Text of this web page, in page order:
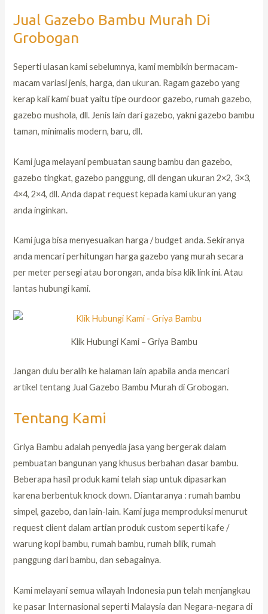
Jual Gazebo Bambu Murah Di
Grobogan
Seperti ulasan kami sebelumnya, kami membikin bermacam-
macam variasi jenis, harga, dan ukuran. Ragam gazebo yang
kerap kali kami buat yaitu tipe ourdoor gazebo, rumah gazebo,
gazebo mushola, dll. Jenis lain dari gazebo, yakni gazebo bambu
taman, minimalis modern, baru, dll.
Kami juga melayani pembuatan saung bambu dan gazebo,
gazebo tingkat, gazebo panggung, dll dengan ukuran 2×2, 3×3,
4×4, 2×4, dll. Anda dapat request kepada kami ukuran yang
anda inginkan.
Kami juga bisa menyesuaikan harga / budget anda. Sekiranya
anda mencari perhitungan harga gazebo yang murah secara
per meter persegi atau borongan, anda bisa klik link ini. Atau
lantas hubungi kami.
Klik Hubungi Kami – Griya Bambu
Jangan dulu beralih ke halaman lain apabila anda mencari
artikel tentang Jual Gazebo Bambu Murah di Grobogan.
Tentang Kami
Griya Bambu adalah penyedia jasa yang bergerak dalam
pembuatan bangunan yang khusus berbahan dasar bambu.
Beberapa hasil produk kami telah siap untuk dipasarkan
karena berbentuk knock down. Diantaranya : rumah bambu
simpel, gazebo, dan lain-lain. Kami juga memproduksi menurut
request client dalam artian produk custom seperti kafe /
warung kopi bambu, rumah bambu, rumah bilik, rumah
panggung dari bambu, dan sebagainya.
Kami melayani semua wilayah Indonesia pun telah menjangkau
ke pasar Internasional seperti Malaysia dan Negara-negara di